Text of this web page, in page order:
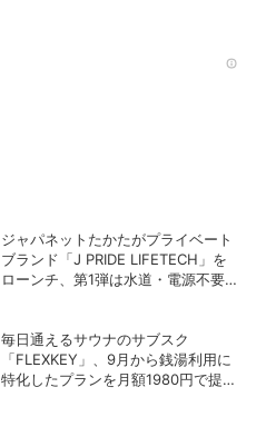
ジャパネットたかたがプライベート
ブランド「J PRIDE LIFETECH」を
ローンチ、第1弾は水道・電源不要
毎日通えるサウナのサブスク
「FLEXKEY」、9月から銭湯利用に
特化したプランを月額1980円で提供